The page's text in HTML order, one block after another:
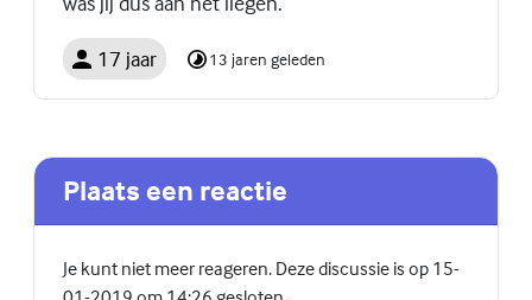
17 jaar 13 jaren geleden
Plaats een reactie
Je kunt niet meer reageren. Deze discussie is op 15-